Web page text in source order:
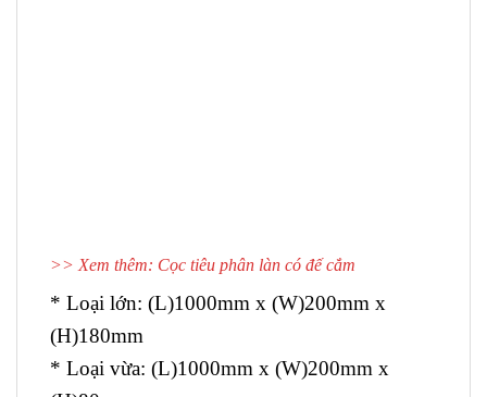
>> Xem thêm: Cọc tiêu phân làn có đế cắm
* Loại lớn: (L)1000mm x (W)200mm x
(H)180mm
* Loại vừa: (L)1000mm x (W)200mm x